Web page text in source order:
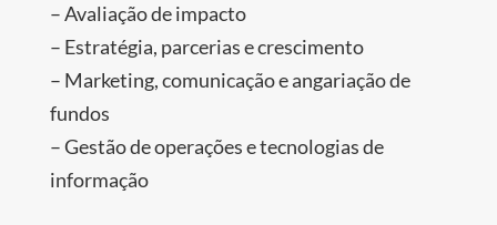
– Avaliação de impacto
– Estratégia, parcerias e crescimento
– Marketing, comunicação e angariação de
fundos
– Gestão de operações e tecnologias de
informação